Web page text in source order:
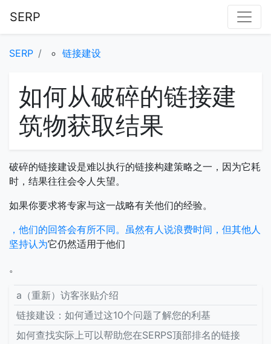
SERP
SERP 链接建设
如何从破碎的链接建
筑物获取结果
破碎的链接建设是难以执行的链接构建策略之一，因为它耗
时，结果往往会令人失望。
如果你要求将专家与这一战略有关他们的经验。
，他们的回答会有所不同。虽然有人说浪费时间，但其他人
坚持认为它仍然适用于他们
。
a（重新）访客张贴介绍
链接建设：如何通过这10个问题了解您的利基
如何查找实际上可以帮助您在SERPS顶部排名的链接